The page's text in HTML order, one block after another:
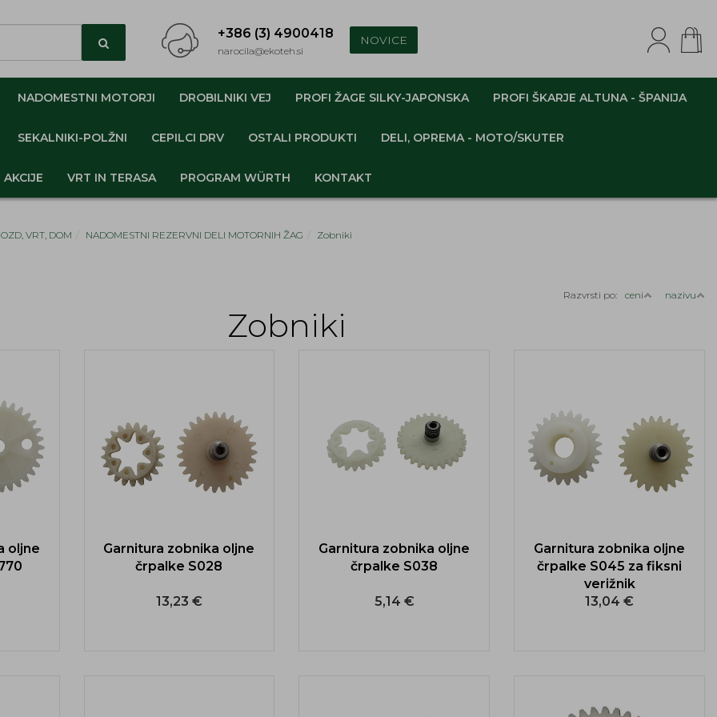
+386 (3) 4900418
narocila@ekoteh.si
NOVICE
NADOMESTNI MOTORJI DROBILNIKI VEJ PROFI ŽAGE SILKY-JAPONSKA PROFI ŠKARJE ALTUNA - ŠPANIJA
SEKALNIKI-POLŽNI CEPILCI DRV OSTALI PRODUKTI DELI, OPREMA - MOTO/SKUTER
AKCIJE VRT IN TERASA PROGRAM WÜRTH KONTAKT
VRT, DOM NADOMESTNI REZERVNI DELI MOTORNIH ŽAG Zobniki
Razvrsti po: ceni nazivu
Zobniki
oljne
Garnitura zobnika oljne
črpalke S028
13,23 €
Garnitura zobnika oljne
črpalke S038
5,14 €
Garnitura zobnika oljne
črpalke S045 za fiksni
verižnik
13,04 €